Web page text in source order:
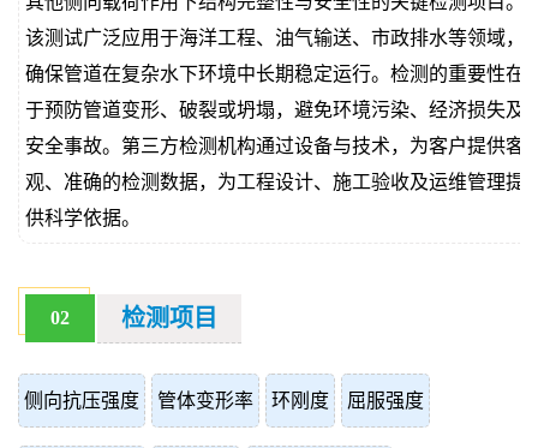
该测试广泛应用于海洋工程、油气输送、市政排水等领域，
确保管道在复杂水下环境中长期稳定运行。检测的重要性在
于预防管道变形、破裂或坍塌，避免环境污染、经济损失及
安全事故。第三方检测机构通过设备与技术，为客户提供客
观、准确的检测数据，为工程设计、施工验收及运维管理提
供科学依据。
02 检测项目
侧向抗压强度 管体变形率 环刚度 屈服强度
伪
查
询